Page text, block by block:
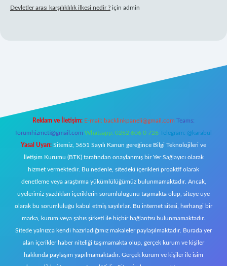
Devletler arası karşılıklılık ilkesi nedir ? için admin
Reklam ve İletişim: E-mail: backlinkpaneli@gmail.com Teams:
forumhizmeti@gmail.com Whatsapp: 0262 606 0 726 Telegram: @karabul
Yasal Uyarı: Sitemiz, 5651 Sayılı Kanun gereğince Bilgi Teknolojileri ve
İletişim Kurumu (BTK) tarafından onaylanmış bir Yer Sağlayıcı olarak
hizmet vermektedir. Bu nedenle, sitedeki içerikleri proaktif olarak
denetleme veya araştırma yükümlülüğümüz bulunmamaktadır. Ancak,
üyelerimiz yazdıkları içeriklerin sorumluluğunu taşımakta olup, siteye üye
olarak bu sorumluluğu kabul etmiş sayılırlar. Bu internet sitesi, herhangi bir
marka, kurum veya şahıs şirketi ile hiçbir bağlantısı bulunmamaktadır.
Sitede yalnızca kendi hazırladığımız makaleler paylaşılmaktadır. Burada yer
alan içerikler haber niteliği taşımamakta olup, gerçek kurum ve kişiler
hakkında paylaşım yapılmamaktadır. Gerçek kurum ve kişiler ile isim